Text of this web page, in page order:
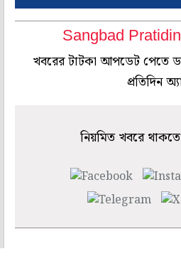
Sangbad
খবরের টাটকা আপডেট পেতে
প্রতিদিন
নিয়মিত খবরে